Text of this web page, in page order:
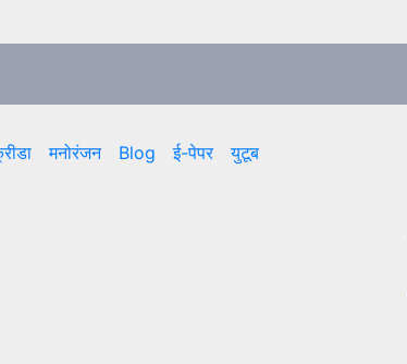
मनोरंजन Blog ई-पेपर युटूब